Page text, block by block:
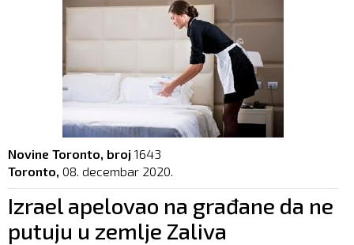
Novine Toronto, broj 1643
Toronto, 08. decembar 2020.
Izrael apelovao na građane da ne
putuju u zemlje Zaliva